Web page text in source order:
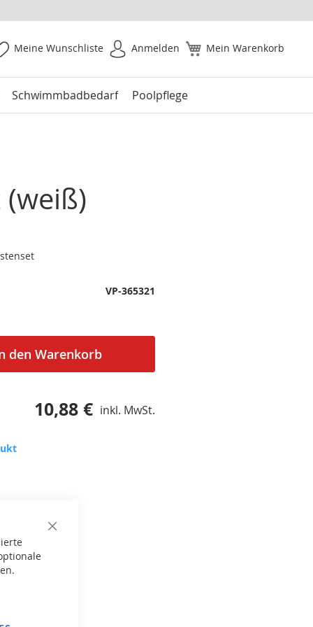
Close
Mein Warenkorb
Meine Wunschliste Anmelden
Schwimmbadbedarf Poolpflege
den Warenkorb
10,88 € inkl. MwSt.
VP-365321